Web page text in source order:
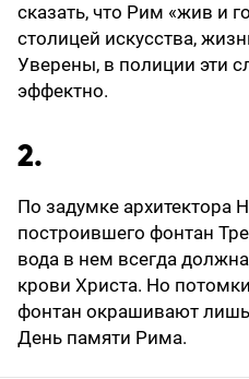
сказать, что Рим «жив и
столицей искусства,
Уверены, в полиции эти
эффектно.
2.
По задумке архитектора
построившего фонтан
вода в нем всегда
крови Христа. Но
фонтан окрашивают
День памяти Рима.